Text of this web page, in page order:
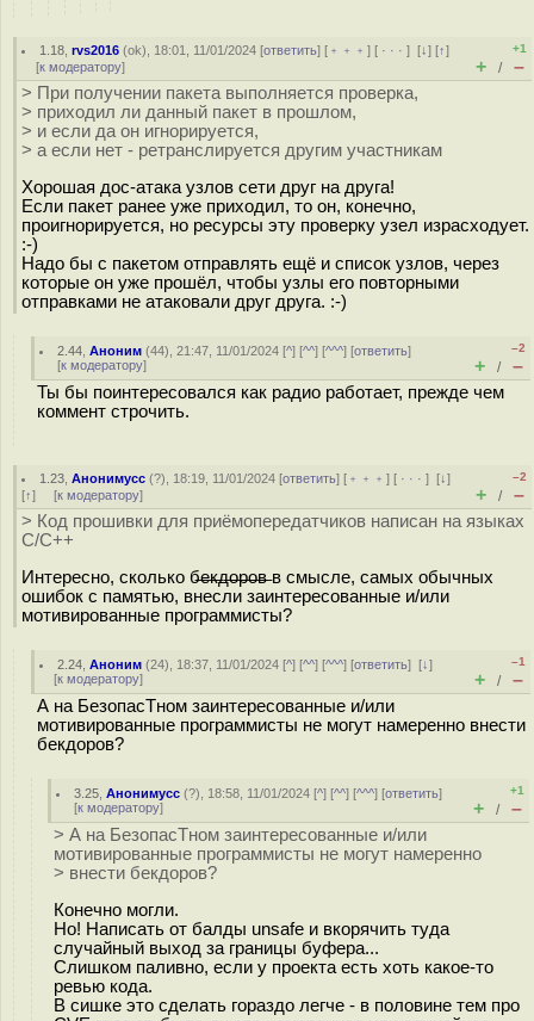
1.18 ,rvs2016 (ok), 18:01, 11/01/2024 [ответить] [ ﹢﹢﹢] [ · · ·][↓] [↑]
[к модератору]
+1
+ / –
> При получении пакета выполняется проверка,
> приходил ли данный пакет в прошлом,
> и если да он игнорируется,
> а если нет - ретранслируется другим участникам
Хорошая дос-атака узлов сети друг на друга!
Если пакет ранее уже приходил, то он, конечно,
проигнорируется, но ресурсы эту проверку узел израсходует.
:-)
Надо бы с пакетом отправлять ещё и список узлов, через
которые он уже прошёл, чтобы узлы его повторными
отправками не атаковали друг друга. :-)
2.44 ,Аноним (44), 21:47, 11/01/2024 [^] [^^] [^^^] [ответить]
[к модератору]
–2
+ / –
Ты бы поинтересовался как радио работает, прежде чем
коммент строчить.
1.23 ,Анонимусс (?), 18:19, 11/01/2024 [ответить] [ ﹢﹢﹢] [ · · ·][↓]
[↑] [к модератору]
–2
+ / –
> Код прошивки для приёмопередатчиков написан на языках
С/С++
Интересно, сколько б̶е̶к̶д̶о̶р̶о̶в̶ в смысле, самых обычных
ошибок с памятью, внесли заинтересованные и/или
мотивированные программисты?
2.24 ,Аноним (24), 18:37, 11/01/2024 [^] [^^] [^^^] [ответить][↓]
[к модератору]
–1
+ / –
А на БезопасТном заинтересованные и/или
мотивированные программисты не могут намеренно внести
бекдоров?
3.25 ,Анонимусс (?), 18:58, 11/01/2024 [^] [^^] [^^^] [ответить]
[к модератору]
+1
+ / –
> А на БезопасТном заинтересованные и/или
мотивированные программисты не могут намеренно
> внести бекдоров?
Конечно могли.
Но! Написать от балды unsafe и вкорячить туда
случайный выход за границы буфера...
Слишком паливно, если у проекта есть хоть какое-то
ревью кода.
В сишке это сделать гораздо легче - в половине тем про